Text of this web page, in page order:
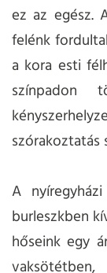
ez az egész.
felénk
a kora esti
színpadon
szórakoztatás
A
burleszkben
hőseink egy